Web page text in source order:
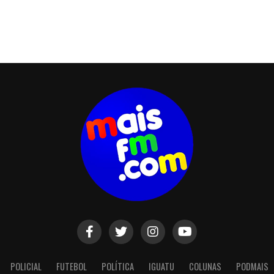
POLICIAL FUTEBOL POLÍTICA IGUATU COLUNAS PODMAIS